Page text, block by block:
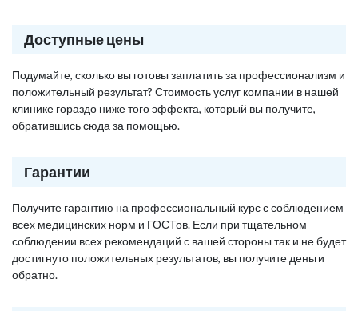
Доступные цены
Подумайте, сколько вы готовы заплатить за профессионализм и
положительный результат? Стоимость услуг компании в нашей
клинике гораздо ниже того эффекта, который вы получите,
обратившись сюда за помощью.
Гарантии
Получите гарантию на профессиональный курс с соблюдением
всех медицинских норм и ГОСТов. Если при тщательном
соблюдении всех рекомендаций с вашей стороны так и не будет
достигнуто положительных результатов, вы получите деньги
обратно.